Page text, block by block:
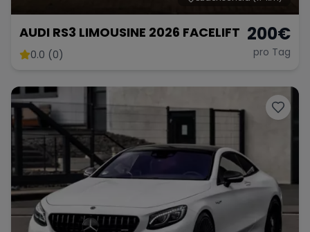
AUDI RS3 LIMOUSINE 2026 FACELIFT
0.0 (0)
200€
pro Tag